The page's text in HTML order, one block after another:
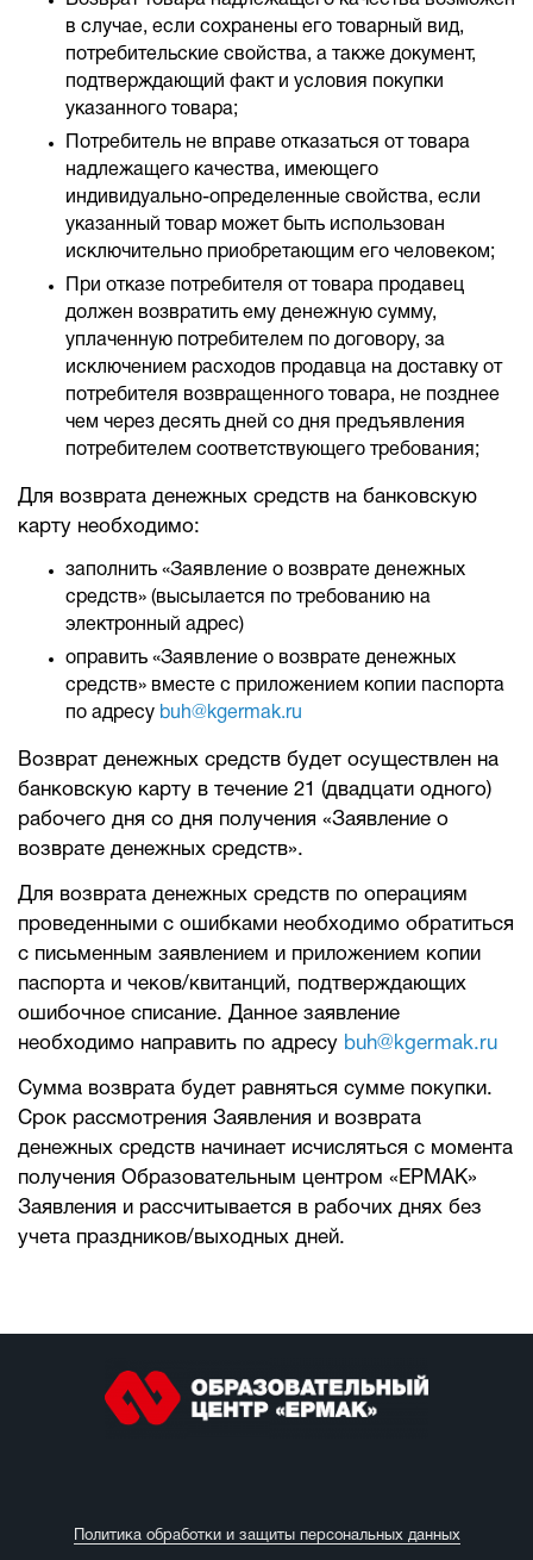
в случае, если сохранены его товарный вид,
потребительские свойства, а также документ,
подтверждающий факт и условия покупки
указанного товара;
Потребитель не вправе отказаться от товара
надлежащего качества, имеющего
индивидуально-определенные свойства, если
указанный товар может быть использован
исключительно приобретающим его человеком;
При отказе потребителя от товара продавец
должен возвратить ему денежную сумму,
уплаченную потребителем по договору, за
исключением расходов продавца на доставку от
потребителя возвращенного товара, не позднее
чем через десять дней со дня предъявления
потребителем соответствующего требования;
Для возврата денежных средств на банковскую
карту необходимо:
заполнить «Заявление о возврате денежных
средств» (высылается по требованию на
электронный адрес)
оправить «Заявление о возврате денежных
средств» вместе с приложением копии паспорта
по адресу buh@kgermak.ru
Возврат денежных средств будет осуществлен на
банковскую карту в течение 21 (двадцати одного)
рабочего дня со дня получения «Заявление о
возврате денежных средств».
Для возврата денежных средств по операциям
проведенными с ошибками необходимо обратиться
с письменным заявлением и приложением копии
паспорта и чеков/квитанций, подтверждающих
ошибочное списание. Данное заявление
необходимо направить по адресу buh@kgermak.ru
Сумма возврата будет равняться сумме покупки.
Срок рассмотрения Заявления и возврата
денежных средств начинает исчисляться с момента
получения Образовательным центром «ЕРМАК»
Заявления и рассчитывается в рабочих днях без
учета праздников/выходных дней.
Политика обработки и защиты персональных данных